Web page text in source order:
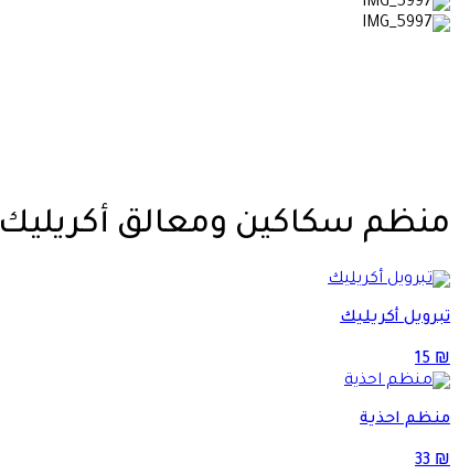
منظم سكاكين ومعالق أكريليك
تبرويل أكريليك
15₪
منظم احذية
33₪